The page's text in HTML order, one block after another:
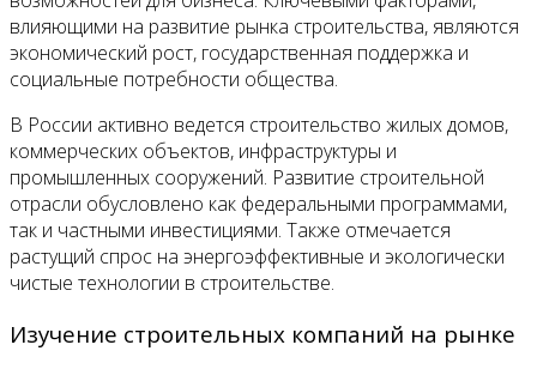
влияющими на развитие рынка строительства, являются
экономический рост, государственная поддержка и
социальные потребности общества.
В России активно ведется строительство жилых домов,
коммерческих объектов, инфраструктуры и
промышленных сооружений. Развитие строительной
отрасли обусловлено как федеральными программами,
так и частными инвестициями. Также отмечается
растущий спрос на энергоэффективные и экологически
чистые технологии в строительстве.
Изучение строительных компаний на рынке